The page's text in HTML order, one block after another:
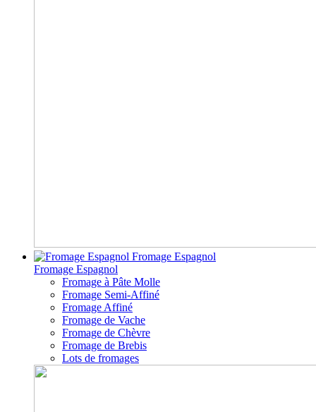
Fromage Espagnol
Fromage Espagnol
Fromage à Pâte Molle
Fromage Semi-Affiné
Fromage Affiné
Fromage de Vache
Fromage de Chèvre
Fromage de Brebis
Lots de fromages